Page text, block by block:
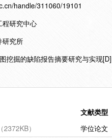
handle/311060/19101
程研究中心
研究所
挖掘的缺陷报告摘要研究与实现
文献类型
）
学位论文